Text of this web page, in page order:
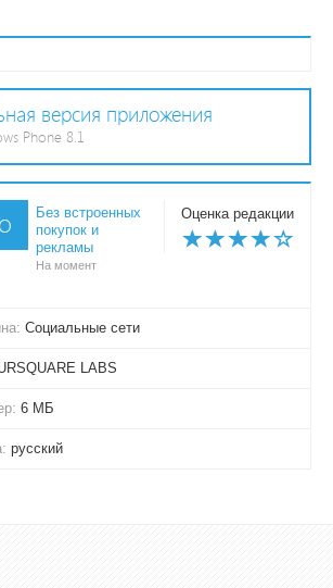
версия приложения
Phone 8.1
Без встроенных
покупок и
рекламы
На момент
Оценка редакции
Социальные сети
LABS
6 МБ
русский